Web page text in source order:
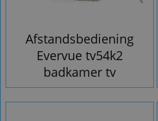
Afstandsbediening
Evervue tv54k2
badkamer tv